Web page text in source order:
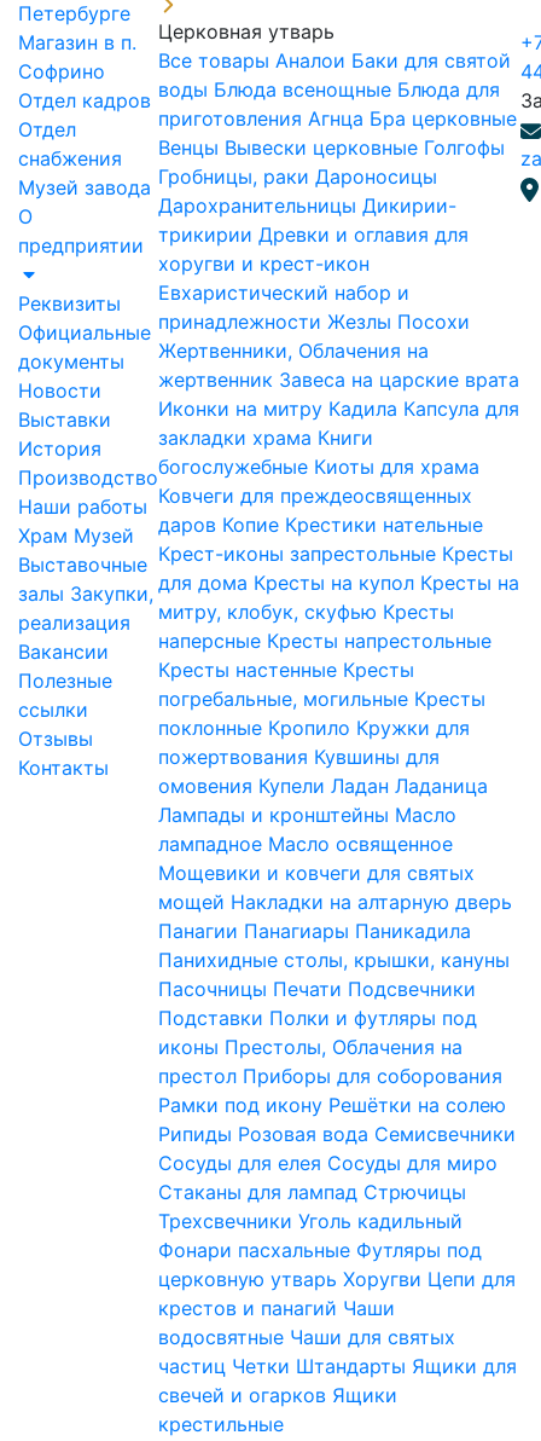
Петербурге
Магазин в п.
Софрино
Отдел кадров
Отдел
снабжения
Музей завода
О
предприятии
Реквизиты
Официальные
документы
Новости
Выставки
История
Производство
Наши работы
Храм Музей
Выставочные
залы Закупки,
реализация
Вакансии
Полезные
ссылки
Отзывы
Контакты
Церковная утварь
Все товары Аналои Баки для святой
воды Блюда всенощные Блюда для
приготовления Агнца Бра церковные
Венцы Вывески церковные Голгофы
Гробницы, раки Дароносицы
Дарохранительницы Дикирии-
трикирии Древки и оглавия для
хоругви и крест-икон
Евхаристический набор и
принадлежности Жезлы Посохи
Жертвенники, Облачения на
жертвенник Завеса на царские врата
Иконки на митру Кадила Капсула для
закладки храма Книги
богослужебные Киоты для храма
Ковчеги для преждеосвященных
даров Копие Крестики нательные
Крест-иконы запрестольные Кресты
для дома Кресты на купол Кресты на
митру, клобук, скуфью Кресты
наперсные Кресты напрестольные
Кресты настенные Кресты
погребальные, могильные Кресты
поклонные Кропило Кружки для
пожертвования Кувшины для
омовения Купели Ладан Ладаница
Лампады и кронштейны Масло
лампадное Масло освященное
Мощевики и ковчеги для святых
мощей Накладки на алтарную дверь
Панагии Панагиары Паникадила
Панихидные столы, крышки, кануны
Пасочницы Печати Подсвечники
Подставки Полки и футляры под
иконы Престолы, Облачения на
престол Приборы для соборования
Рамки под икону Решётки на солею
Рипиды Розовая вода Семисвечники
Сосуды для елея Сосуды для миро
Стаканы для лампад Стрючицы
Трехсвечники Уголь кадильный
Фонари пасхальные Футляры под
церковную утварь Хоругви Цепи для
крестов и панагий Чаши
водосвятные Чаши для святых
частиц Четки Штандарты Ящики для
свечей и огарков Ящики
крестильные